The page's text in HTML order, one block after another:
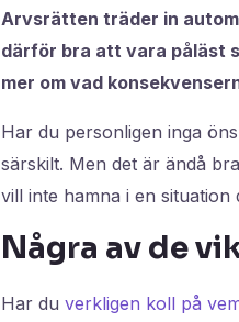
Arvsrätten träder in
därför bra att vara påläst
mer om vad
Har du personligen inga
särskilt. Men det är ändå
vill inte hamna i en
Några av de
Har du verkligen koll på